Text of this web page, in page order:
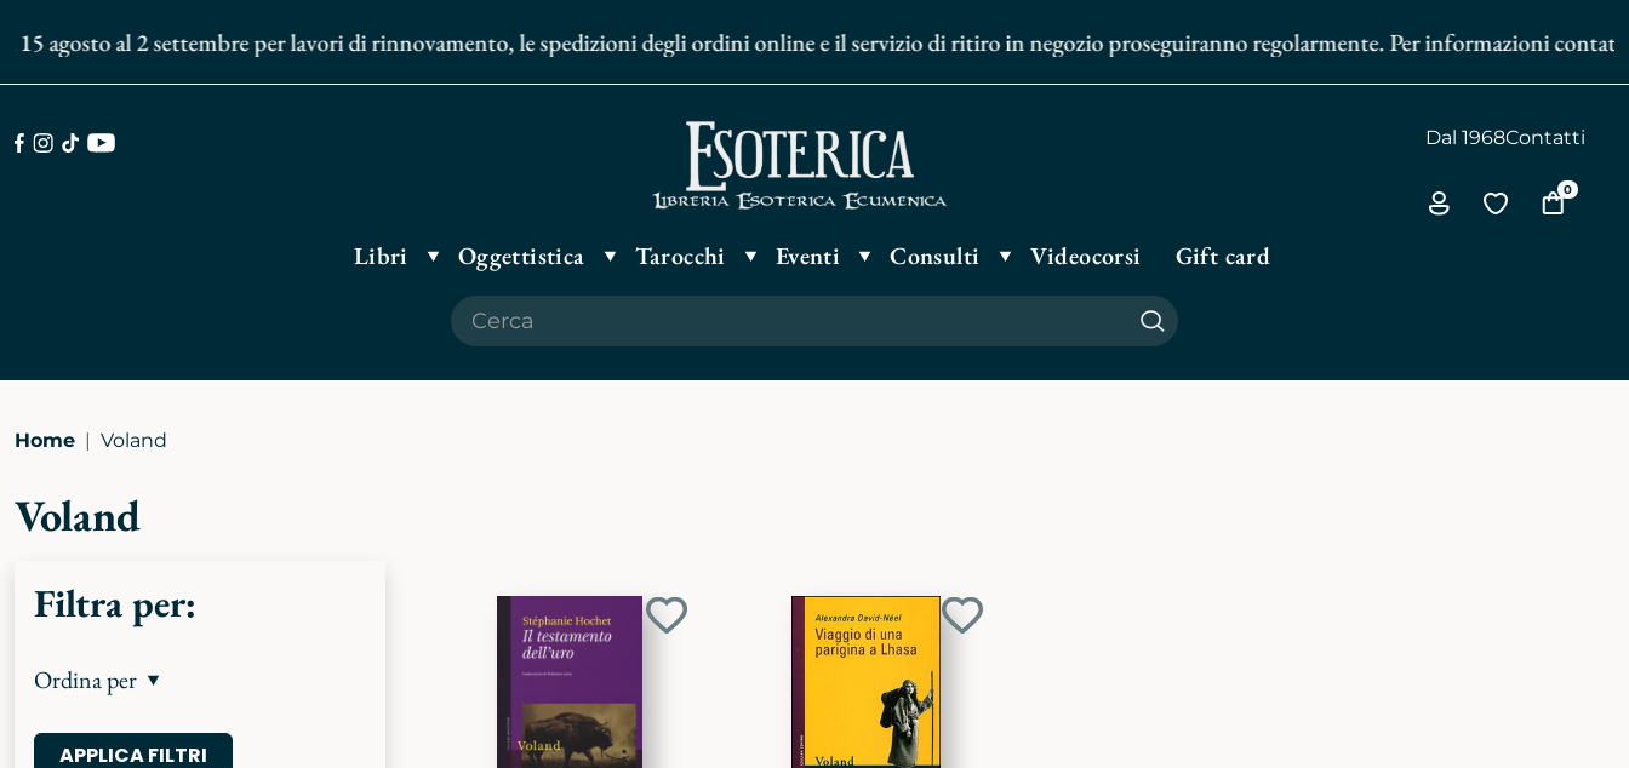
agosto al 2 settembre per lavori di rinnovamento, le spedizioni degli ordini online e il servizio di ritiro in negozio proseguiranno regolarmente. Per informazioni
Dal 1968Contatti
Via
Vai
Vai
0
Libri Oggettistica Tarocchi Eventi Consulti Videocorsi Gift card
Cerca
Home Voland
Voland
Filtra per:
Ordina per
Aggiungi
Aggiungi